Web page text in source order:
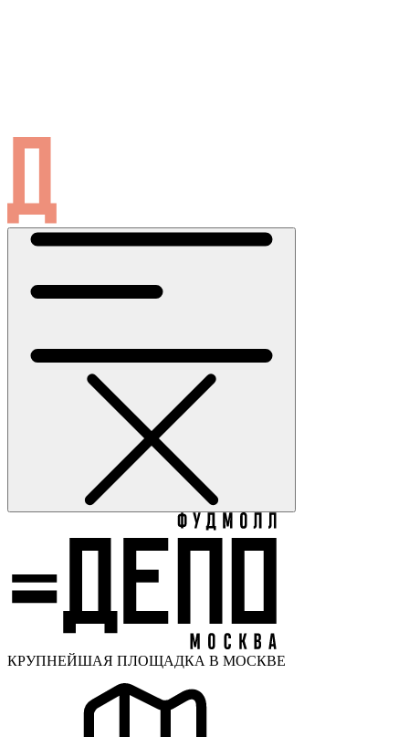
КРУПНЕЙШАЯ ПЛОЩАДКА В МОСКВЕ